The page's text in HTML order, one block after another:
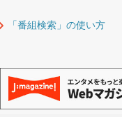
「番組検索」の使い方